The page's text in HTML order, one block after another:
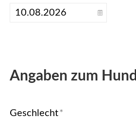
Angaben zum Hund
Geschlecht*